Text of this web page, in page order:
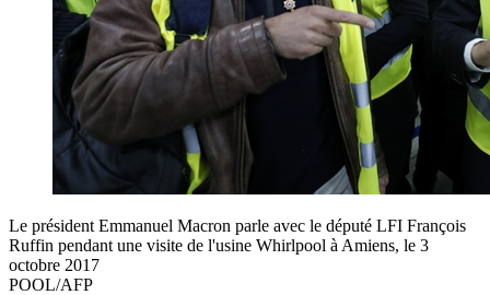
Le président Emmanuel Macron parle avec le député LFI François
Ruffin pendant une visite de l'usine Whirlpool à Amiens, le 3
octobre 2017
POOL/AFP